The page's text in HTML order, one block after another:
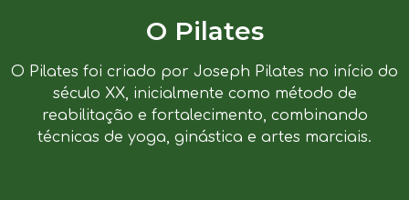
O Pilates
O Pilates foi criado por Joseph Pilates no início do
século XX, inicialmente como método de
reabilitação e fortalecimento, combinando
técnicas de yoga, ginástica e artes marciais.